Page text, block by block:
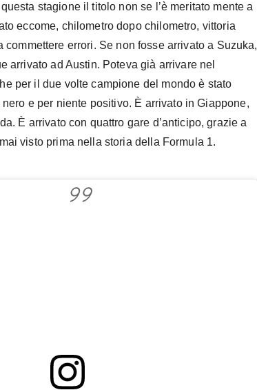
stagione il titolo non se l’è meritato mente a
eccome, chilometro dopo chilometro, vittoria
commettere errori. Se non fosse arrivato a Suzuka,
arrivato ad Austin. Poteva già arrivare nel
per il due volte campione del mondo è stato
e per niente positivo. È arrivato in Giappone,
È arrivato con quattro gare d’anticipo, grazie a
visto prima nella storia della Formula 1.